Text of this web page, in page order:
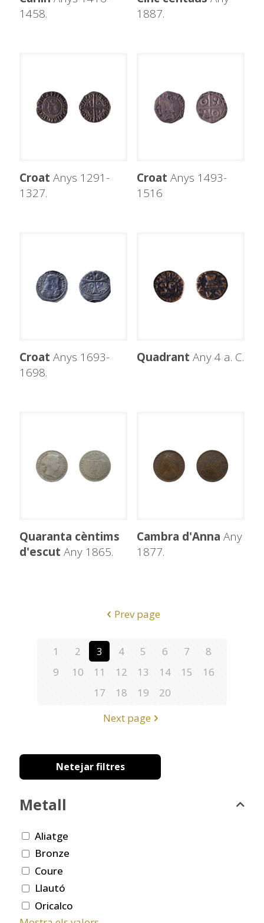
1458.
1887.
Croat Anys 1291-
1327.
Croat Anys 1493-
1516
Croat Anys 1693-
1698.
Quadrant Any 4 a. C.
Quaranta cèntims
d'escut Any 1865.
Cambra d'Anna Any
1877.
Prev page
1 2 3 4 5 6 7
8
9
10 11 12 13 14 15
16
17
18 19
20
Next page
Netejar filtres
Metall
Aliatge
Bronze
Coure
Llautó
Oricalco